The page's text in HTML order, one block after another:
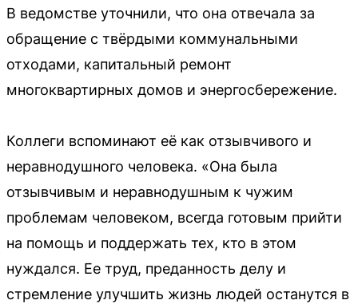
В ведомстве уточнили, что она отвечала за
обращение с твёрдыми коммунальными
отходами, капитальный ремонт
многоквартирных домов и энергосбережение.
Коллеги вспоминают её как отзывчивого и
неравнодушного человека. «Она была
отзывчивым и неравнодушным к чужим
проблемам человеком, всегда готовым прийти
на помощь и поддержать тех, кто в этом
нуждался. Ее труд, преданность делу и
стремление улучшить жизнь людей останутся в